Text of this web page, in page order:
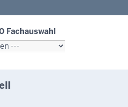
Fachauswahl